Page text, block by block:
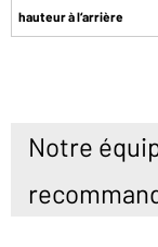
hauteur à l‘arrière
Notre